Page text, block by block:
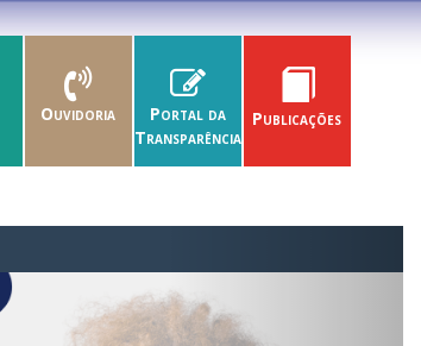
Ouvidoria
Portal da
Transparência
Publicações